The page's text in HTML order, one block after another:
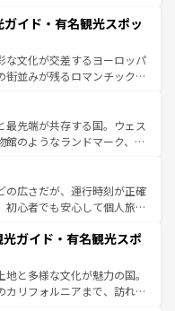
が異なるスペインはその個
い。
。華麗な宮殿、歴史的な大
かな自然が、訪れる者を心
スは美食の国としても知ら
無形文化遺産にも登録されて
彩な楽しみ方が可能だ。さ
力が溢れており、どの街角に
いる。パリ以外の個性あふ
イド・有名観光スポッ
な文化が交差するヨーロッパ
街並みが残るロマンチック街
ても飽きることがない。ベ
ルン州のアルプスの絶景、そ
といった風景は必見。ビール
い。 なお、新着の
を参照してほしい。
最先端が共存する国。ウェス
館のようなランドマーク、歴
また、優雅なアフタヌーン
らない英国パブ、サッカー観
る体験も豊富。イギリスを旅
の広さだが、運行時刻が正確
初心者でも安心して個人旅行
イスならではのユニークな
けでなく町歩きも満喫する
いため物価も高いが、旅行
ビスもあり、うまく活用すれ
ガイド・有名観光スポ
と多様な文化が魅力の国。
カリフォルニアまで、訪れる